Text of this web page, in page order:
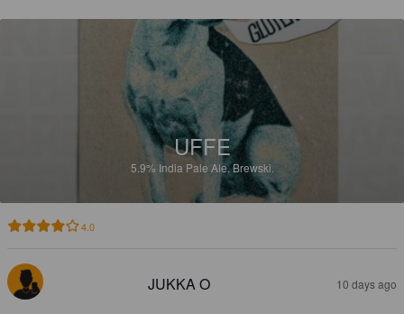
UFFE
5.9% India Pale Ale.Brewski.
4.0
JUKKA O 10 days ago